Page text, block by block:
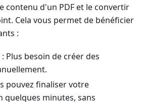
contenu d'un PDF et le convertir
Cela vous permet de bénéficier
:
: Plus besoin de créer des
pouvez finaliser votre
quelques minutes, sans